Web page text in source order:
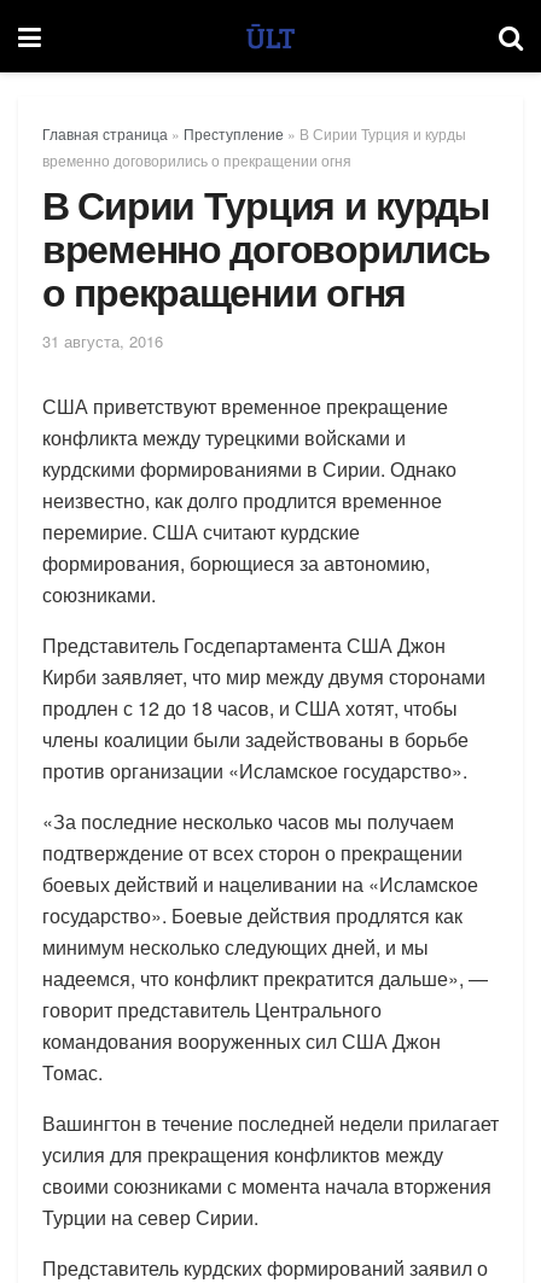
Главная страница » Преступление » В Сирии Турция и курды
временно договорились о прекращении огня
В Сирии Турция и курды
временно договорились
о прекращении огня
31 августа, 2016
США приветствуют временное прекращение
конфликта между турецкими войсками и
курдскими формированиями в Сирии. Однако
неизвестно, как долго продлится временное
перемирие. США считают курдские
формирования, борющиеся за автономию,
союзниками.
Представитель Госдепартамента США Джон
Кирби заявляет, что мир между двумя сторонами
продлен с 12 до 18 часов, и США хотят, чтобы
члены коалиции были задействованы в борьбе
против организации «Исламское государство».
«За последние несколько часов мы получаем
подтверждение от всех сторон о прекращении
боевых действий и нацеливании на «Исламское
государство». Боевые действия продлятся как
минимум несколько следующих дней, и мы
надеемся, что конфликт прекратится дальше», —
говорит представитель Центрального
командования вооруженных сил США Джон
Томас.
Вашингтон в течение последней недели прилагает
усилия для прекращения конфликтов между
своими союзниками с момента начала вторжения
Турции на север Сирии.
Представитель курдских формирований заявил о